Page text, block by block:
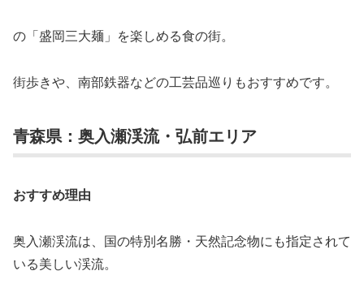
の「盛岡三大麺」を楽しめる食の街。
街歩きや、南部鉄器などの工芸品巡りもおすすめです。
青森県：奥入瀬渓流・弘前エリア
おすすめ理由
奥入瀬渓流は、国の特別名勝・天然記念物にも指定されて
いる美しい渓流。